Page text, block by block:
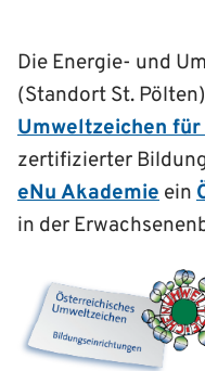
Die Energie- und
(Standort St.
Umweltzeichen
zertifizierter
eNu Akademie ein
in der